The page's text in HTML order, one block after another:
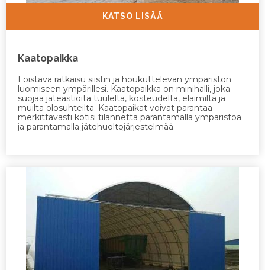
KATSO LISÄÄ
Kaatopaikka
Loistava ratkaisu siistin ja houkuttelevan ympäristön
luomiseen ympärillesi. Kaatopaikka on minihalli, joka
suojaa jäteastioita tuulelta, kosteudelta, eläimiltä ja
muilta olosuhteilta. Kaatopaikat voivat parantaa
merkittävästi kotisi tilannetta parantamalla ympäristöä
ja parantamalla jätehuoltojärjestelmää.